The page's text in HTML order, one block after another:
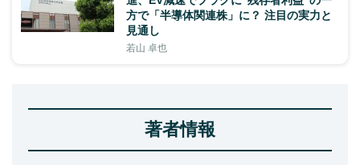
方で「半導体関連株」に？ 注目の実力と
見通し
若山 卓也
著者情報